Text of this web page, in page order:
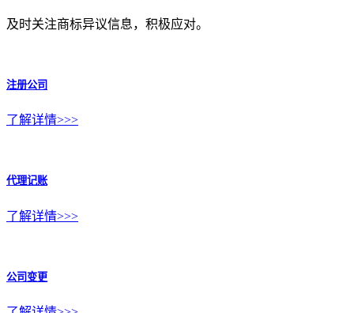
及时关注商标异议信息，积极应对。
注册公司
了解详情>>>
代理记账
了解详情>>>
公司变更